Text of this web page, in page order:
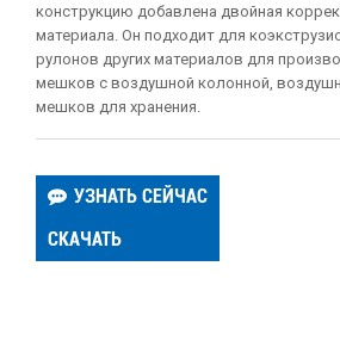
конструкцию добавлена двойная
материала. Он подходит для
рулонов других материалов для
мешков с воздушной колонной,
мешков для хранения.
УЗНАТЬ СЕЙЧАС
СКАЧАТЬ